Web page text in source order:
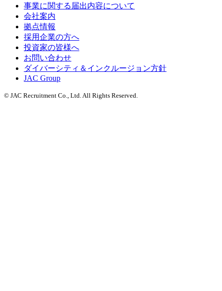
事業に関する届出内容について
会社案内
拠点情報
採用企業の方へ
投資家の皆様へ
お問い合わせ
ダイバーシティ＆インクルージョン方針
JAC Group
© JAC Recruitment Co., Ltd. All Rights Reserved.